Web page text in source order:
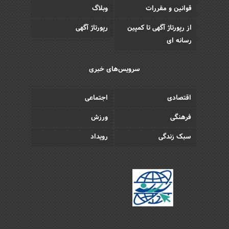
قوانین و مقررات
وبلاگ
از رپورتاژ آگهی تا کمپین
رسانه ای
رپورتاژ آگهی
سرویس‌های خبری
اقتصادی
اجتماعی
فرهنگی
ورزش
سبک زندگی
رویداد